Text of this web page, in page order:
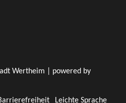
Wertheim | powered by
Leichte Sprache